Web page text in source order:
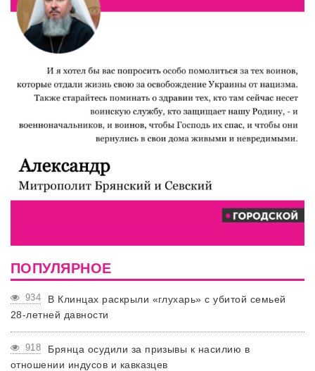
ПОПУЛЯРНОЕ
934
В Клинцах раскрыли «глухарь» с убитой семьей
28-летней давности
918
Брянца осудили за призывы к насилию в
отношении индусов и кавказцев